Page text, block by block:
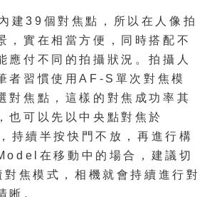
39個對焦點，所以在人像拍
，實在相當方便，同時搭配不
應付不同的拍攝狀況。拍攝人
者習慣使用AF-S單次對焦模
對焦點，這樣的對焦成功率其
也可以先以中央點對焦於
持續半按快門不放，再進行構
在移動中的場合，建議切
焦模式，相機就會持續進行對
晰。